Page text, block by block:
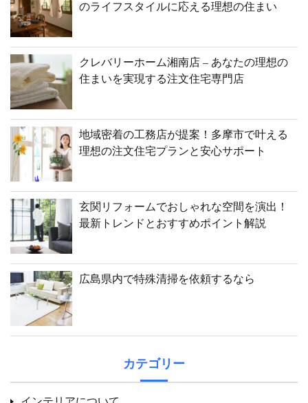
のライフスタイルに応える理想の住まい
クレバリーホーム湘南店 – あなたの理想の
住まいを実現する注文住宅専門店
地域密着の工務店が提案！多摩市で叶える
理想の注文住宅プランと安心サポート
玄関リフォームでおしゃれな空間を演出！
最新トレンドとおすすめポイント解説
広島県内で特殊清掃を依頼するなら
カテゴリー